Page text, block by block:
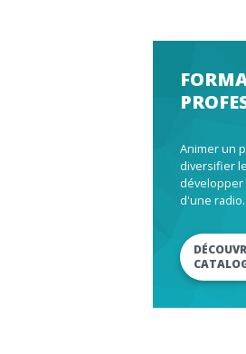
Animer un
diversifier
développer
d'une